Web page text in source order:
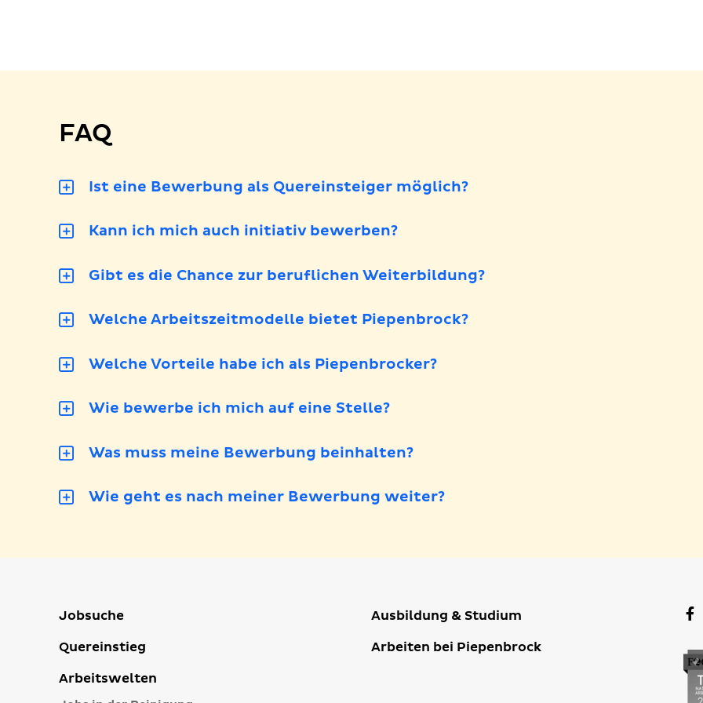
FAQ
Ist eine Bewerbung als Quereinsteiger möglich?
Kann ich mich auch initiativ bewerben?
Gibt es die Chance zur beruflichen Weiterbildung?
Welche Arbeitszeitmodelle bietet Piepenbrock?
Welche Vorteile habe ich als Piepenbrocker?
Wie bewerbe ich mich auf eine Stelle?
Was muss meine Bewerbung beinhalten?
Wie geht es nach meiner Bewerbung weiter?
Jobsuche
Quereinstieg
Arbeitswelten
Ausbildung & Studium
Arbeiten bei Piepenbrock